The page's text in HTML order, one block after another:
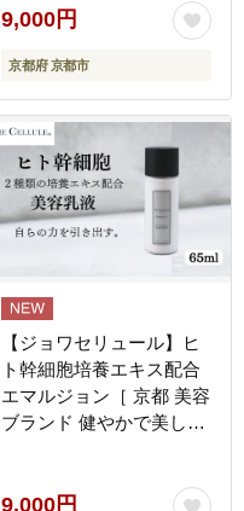
乾燥小じわ・ハリ不足・
日やけによるシミ、ソバ
カス対策 人気 おすすめ
化粧水 スキンケア 高保湿
基礎化粧品 化粧品 お取り
寄せ 通販 送料無料 ふる
さと納税 ］
9,000円
京都府 京都市
【ジョワセリュール】ヒ
ト幹細胞培養エキス配合
エマルジョン［ 京都 美容
ブランド 健やかで美しい
ケア 乾燥小じわ・ハリ不
9,000円